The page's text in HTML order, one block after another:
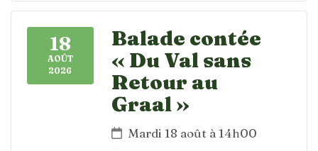
18
AOÛT
2026
Balade contée
« Du Val sans
Retour au
Graal »
Mardi 18 août à 14h00